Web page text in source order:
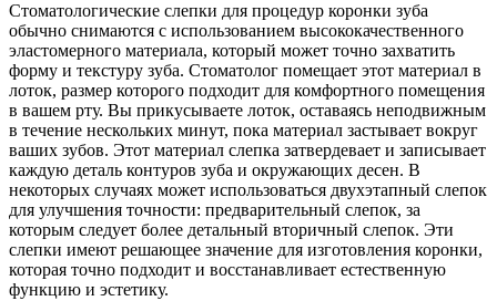
Стоматологические слепки для процедур коронки зуба
обычно снимаются с использованием высококачественного
эластомерного материала, который может точно захватить
форму и текстуру зуба. Стоматолог помещает этот материал в
лоток, размер которого подходит для комфортного помещения
в вашем рту. Вы прикусываете лоток, оставаясь неподвижным
в течение нескольких минут, пока материал застывает вокруг
ваших зубов. Этот материал слепка затвердевает и записывает
каждую деталь контуров зуба и окружающих десен. В
некоторых случаях может использоваться двухэтапный слепок
для улучшения точности: предварительный слепок, за
которым следует более детальный вторичный слепок. Эти
слепки имеют решающее значение для изготовления коронки,
которая точно подходит и восстанавливает естественную
функцию и эстетику.